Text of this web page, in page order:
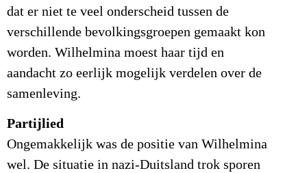
dat er niet te veel onderscheid tussen de
verschillende bevolkingsgroepen gemaakt kon
worden. Wilhelmina moest haar tijd en
aandacht zo eerlijk mogelijk verdelen over de
samenleving.
Partijlied
Ongemakkelijk was de positie van Wilhelmina
wel. De situatie in nazi-Duitsland trok sporen